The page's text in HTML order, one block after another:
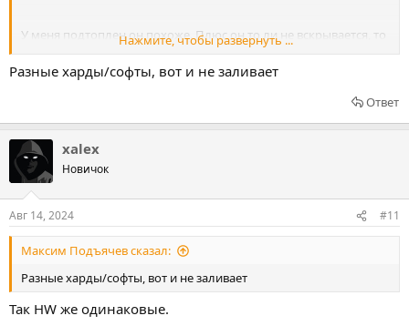
У меня подтоплен он похоже. Плюс он то ли не вскрывается, то
ли как-то хитро вскрывается, обмотка кажется пластиковую
накладку держит. В общем внутри не видно что. Заказал
новый, жду пока.
Нажмите, чтобы развернуть ...
Разные харды/софты, вот и не заливает
Ответ
xalex
Новичок
Авг 14, 2024 #11
Максим Подъячев сказал:
Разные харды/софты, вот и не заливает
Так HW же одинаковые.